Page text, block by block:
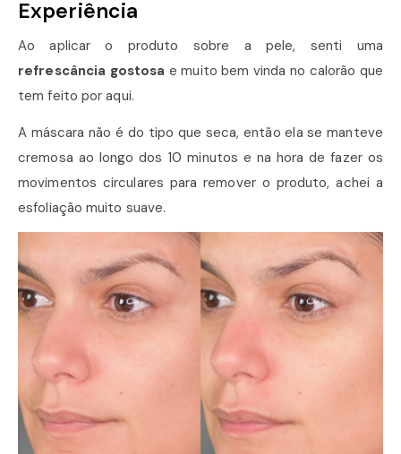
Experiência
Ao aplicar o produto sobre a pele, senti uma
refrescância gostosa e muito bem vinda no calorão que
tem feito por aqui.
A máscara não é do tipo que seca, então ela se manteve
cremosa ao longo dos 10 minutos e na hora de fazer os
movimentos circulares para remover o produto, achei a
esfoliação muito suave.